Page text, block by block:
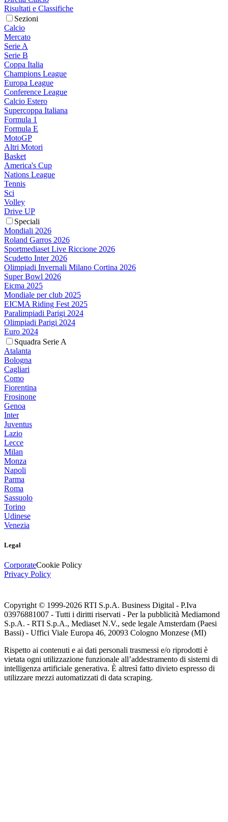
Risultati e Classifiche
Sezioni
Calcio
Mercato
Serie A
Serie B
Coppa Italia
Champions League
Europa League
Conference League
Calcio Estero
Supercoppa Italiana
Formula 1
Formula E
MotoGP
Altri Motori
Basket
America's Cup
Nations League
Tennis
Sci
Volley
Drive UP
Speciali
Mondiali 2026
Roland Garros 2026
Sportmediaset Live Riccione 2026
Scudetto Inter 2026
Olimpiadi Invernali Milano Cortina 2026
Super Bowl 2026
Eicma 2025
Mondiale per club 2025
EICMA Riding Fest 2025
Paralimpiadi Parigi 2024
Olimpiadi Parigi 2024
Euro 2024
Squadra Serie A
Atalanta
Bologna
Cagliari
Como
Fiorentina
Frosinone
Genoa
Inter
Juventus
Lazio
Lecce
Milan
Monza
Napoli
Parma
Roma
Sassuolo
Torino
Udinese
Venezia
Legal
CorporateCookie Policy
Privacy Policy
Copyright © 1999-2026 RTI S.p.A. Business Digital - P.Iva
03976881007 - Tutti i diritti riservati - Per la pubblicità Mediamond
S.p.A. - RTI S.p.A., Mediaset N.V., sede legale Amsterdam (Paesi
Bassi) - Uffici Viale Europa 46, 20093 Cologno Monzese (MI)
Rispetto ai contenuti e ai dati personali trasmessi e/o riprodotti è
vietata ogni utilizzazione funzionale all’addestramento di sistemi di
intelligenza artificiale generativa. È altresì fatto divieto espresso di
utilizzare mezzi automatizzati di data scraping.